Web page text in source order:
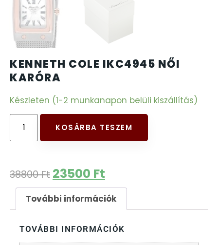
KENNETH COLE IKC4945 NŐI
KARÓRA
Készleten (1-2 munkanapon belüli kiszállítás)
KOSÁRBA TESZEM
38800Ft 23500 Ft
További információk
TOVÁBBI INFORMÁCIÓK
DOXA
ESPRIT
FALIÓRÁK
FÉMCSATOK
FESTINA
FRANCIS DELON
FREELOOK
GUESS KARÓRÁK